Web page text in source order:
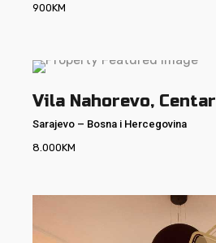
900KM
Vila Nahorevo, Centar
Sarajevo – Bosna i Hercegovina
8.000KM